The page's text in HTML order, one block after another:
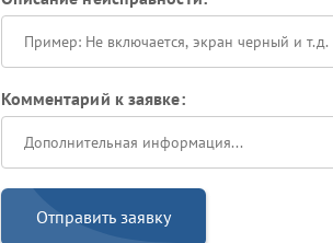
Комментарий к заявке:
Отправить заявку